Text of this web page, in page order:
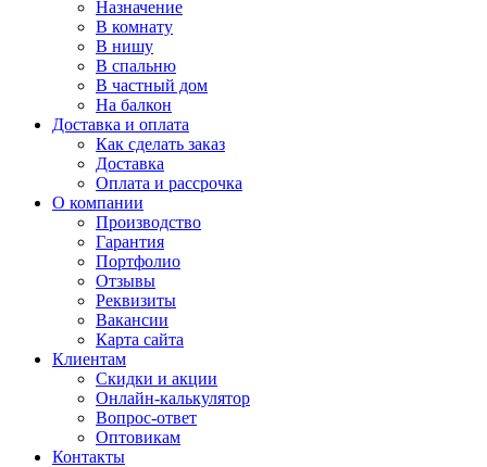
Назначение
В комнату
В нишу
В спальню
В частный дом
На балкон
Доставка и оплата
Как сделать заказ
Доставка
Оплата и рассрочка
О компании
Производство
Гарантия
Портфолио
Отзывы
Реквизиты
Вакансии
Карта сайта
Клиентам
Скидки и акции
Онлайн-калькулятор
Вопрос-ответ
Оптовикам
Контакты